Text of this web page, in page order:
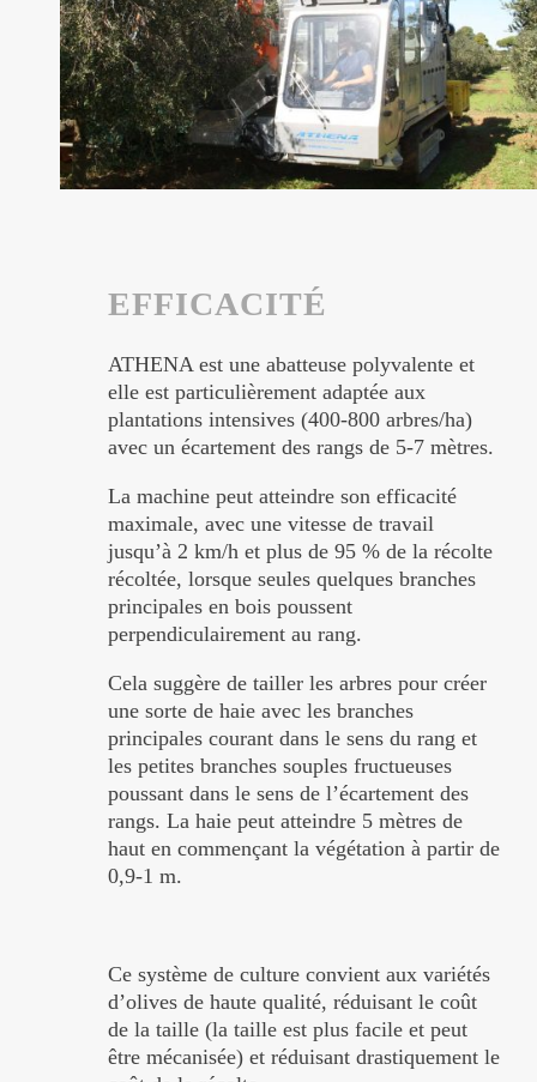
EFFICACITÉ
ATHENA est une abatteuse polyvalente et
elle est particulièrement adaptée aux
plantations intensives (400-800 arbres/ha)
avec un écartement des rangs de 5-7 mètres.
La machine peut atteindre son efficacité
maximale, avec une vitesse de travail
jusqu’à 2 km/h et plus de 95 % de la récolte
récoltée, lorsque seules quelques branches
principales en bois poussent
perpendiculairement au rang.
Cela suggère de tailler les arbres pour créer
une sorte de haie avec les branches
principales courant dans le sens du rang et
les petites branches souples fructueuses
poussant dans le sens de l’écartement des
rangs. La haie peut atteindre 5 mètres de
haut en commençant la végétation à partir de
0,9-1 m.
Ce système de culture convient aux variétés
d’olives de haute qualité, réduisant le coût
de la taille (la taille est plus facile et peut
être mécanisée) et réduisant drastiquement le